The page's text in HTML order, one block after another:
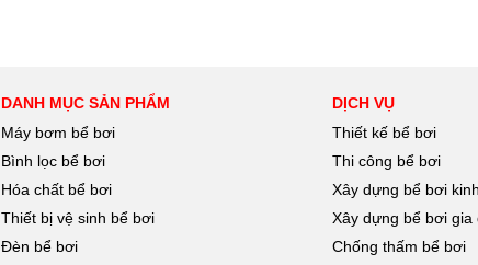
DANH MỤC SẢN PHẨM
Máy bơm bể bơi
Bình lọc bể bơi
Hóa chất bể bơi
Thiết bị vệ sinh bể bơi
Đèn bể bơi
DỊCH VỤ
Thiết kế bể bơi
Thi công bể bơi
Xây dựng bể bơi
Xây dựng bể bơi gia
Chống thấm bể bơi